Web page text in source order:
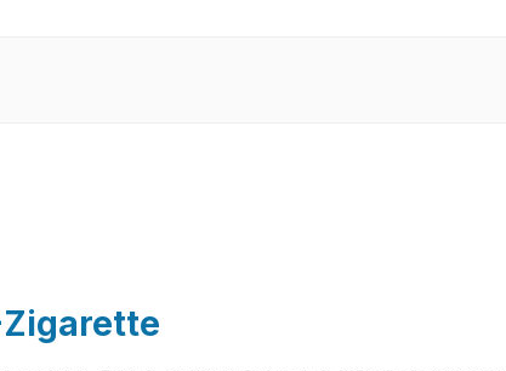
Zigarette